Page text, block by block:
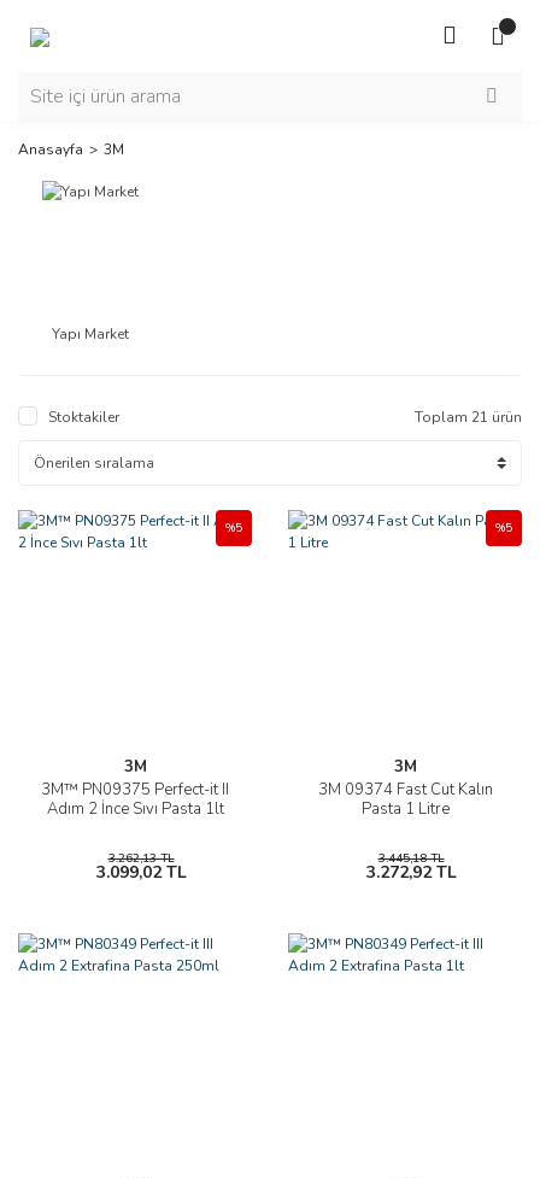
Anasayfa 3M
Yapı Market
Stoktakiler Toplam 21 ürün
3M
3M™ PN09375 Perfect-it II
Adım 2 İnce Sıvı Pasta 1lt
%5
3.262,13 TL
3.099,02 TL
3M
3M 09374 Fast Cut Kalın
Pasta 1 Litre
%5
3.445,18 TL
3.272,92 TL